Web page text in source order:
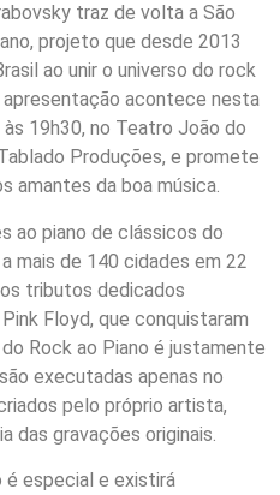
traz de volta a São
projeto que desde 2013
ao unir o universo do rock
acontece nesta
19h30, no Teatro João do
Produções, e promete
amantes da boa música.
ao piano de clássicos do
mais de 140 cidades em 22
tributos dedicados
Floyd, que conquistaram
Rock ao Piano é justamente
executadas apenas no
pelo próprio artista,
das gravações originais.
especial e existirá